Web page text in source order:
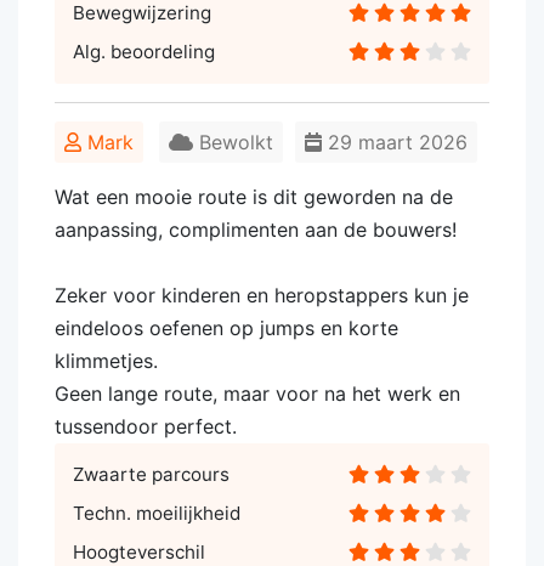
Bewegwijzering
Alg. beoordeling
Mark 29 maart 2026
Bewolkt
Wat een mooie route is dit geworden na de
aanpassing, complimenten aan de bouwers!
Zeker voor kinderen en heropstappers kun je
eindeloos oefenen op jumps en korte
klimmetjes.
Geen lange route, maar voor na het werk en
tussendoor perfect.
Zwaarte parcours
Techn. moeilijkheid
Hoogteverschil